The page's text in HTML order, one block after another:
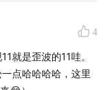
得！
4
就是歪波的11哇。
点哈哈哈哈，这里